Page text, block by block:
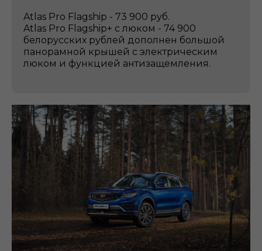
Atlas Pro Flagship - 73 900 руб.
Atlas Pro Flagship+ с люком - 74 900
белорусских рублей дополнен большой
панорамной крышей с электрическим
люком и функцией антизащемления.